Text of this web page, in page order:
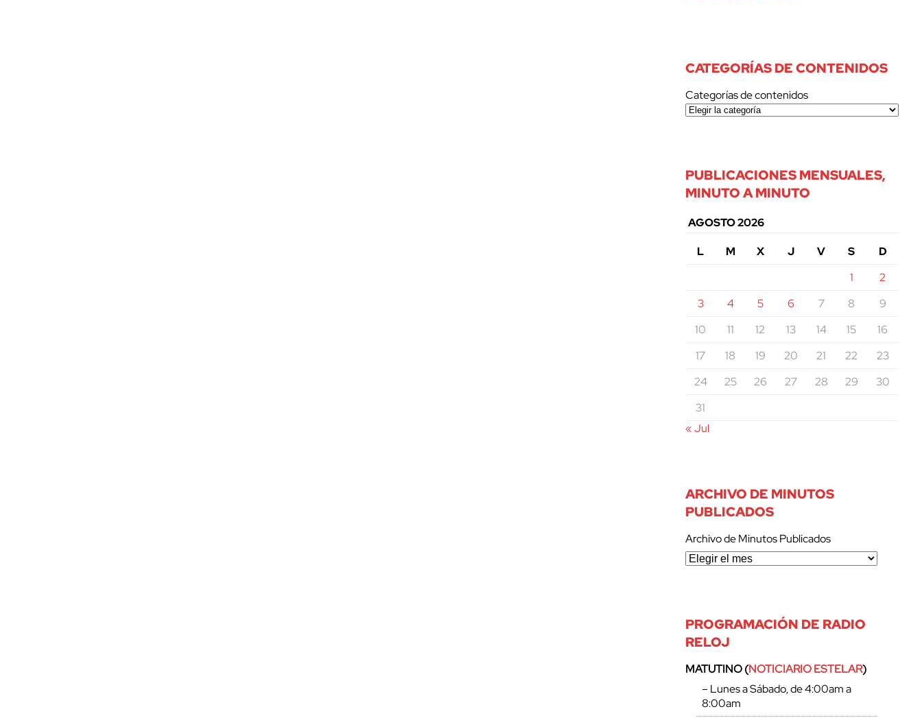
CATEGORÍAS DE CONTENIDOS
Categorías de contenidos
PUBLICACIONES MENSUALES,
MINUTO A MINUTO
AGOSTO 2026
L
M X J V S
D
1
2
3
4 5 6 7 8
9
10
11 12 13 14 15
16
17
18 19 20 21 22
23
24
25 26 27 28 29
30
31
« Jul
ARCHIVO DE MINUTOS
PUBLICADOS
Archivo de Minutos Publicados
PROGRAMACIÓN DE RADIO
RELOJ
MATUTINO (NOTICIARIO ESTELAR)
– Lunes a Sábado, de 4:00am a
8:00am